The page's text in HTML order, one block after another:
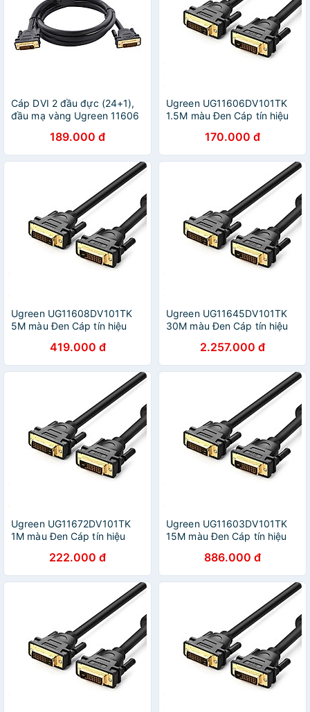
Cáp DVI 2 đầu đực (24+1),
đầu mạ vàng Ugreen 11606
189.000 đ
Ugreen UG11606DV101TK
1.5M màu Đen Cáp tín hiệu
170.000 đ
Ugreen UG11608DV101TK
5M màu Đen Cáp tín hiệu
419.000 đ
Ugreen UG11645DV101TK
30M màu Đen Cáp tín hiệu
2.257.000 đ
Ugreen UG11672DV101TK
1M màu Đen Cáp tín hiệu
222.000 đ
Ugreen UG11603DV101TK
15M màu Đen Cáp tín hiệu
886.000 đ